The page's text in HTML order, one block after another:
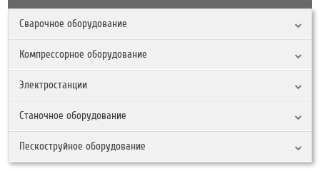
Сварочное оборудование
Компрессорное оборудование
Электростанции
Станочное оборудование
Пескоструйное оборудование